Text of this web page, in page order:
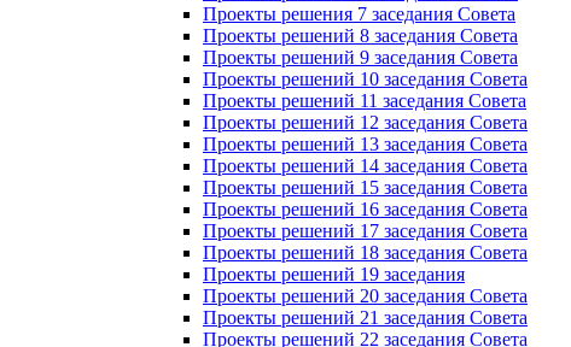
Проекты решения 7 заседания Совета
Проекты решений 8 заседания Совета
Проекты решений 9 заседания Совета
Проекты решений 10 заседания Совета
Проекты решений 11 заседания Совета
Проекты решений 12 заседания Совета
Проекты решений 13 заседания Совета
Проекты решений 14 заседания Совета
Проекты решений 15 заседания Совета
Проекты решений 16 заседания Совета
Проекты решений 17 заседания Совета
Проекты решений 18 заседания Совета
Проекты решений 19 заседания
Проекты решений 20 заседания Совета
Проекты решений 21 заседания Совета
Проекты решений 22 заседания Совета